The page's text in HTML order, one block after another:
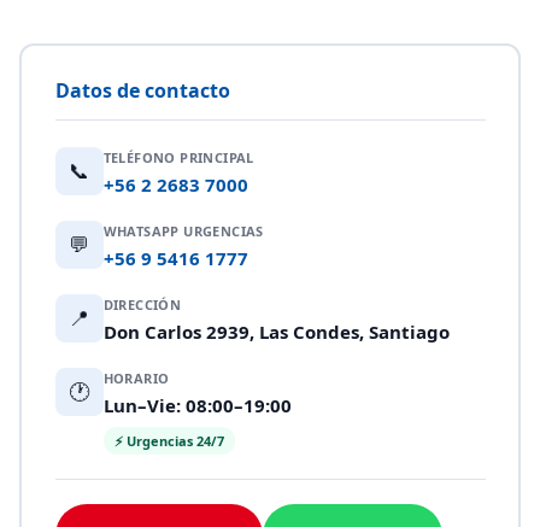
Datos de contacto
📞 TELÉFONO PRINCIPAL
+56 2 2683 7000
💬 WHATSAPP URGENCIAS
+56 9 5416 1777
📍 DIRECCIÓN
Don Carlos 2939, Las Condes, Santiago
🕐 HORARIO
Lun–Vie: 08:00–19:00
⚡ Urgencias 24/7